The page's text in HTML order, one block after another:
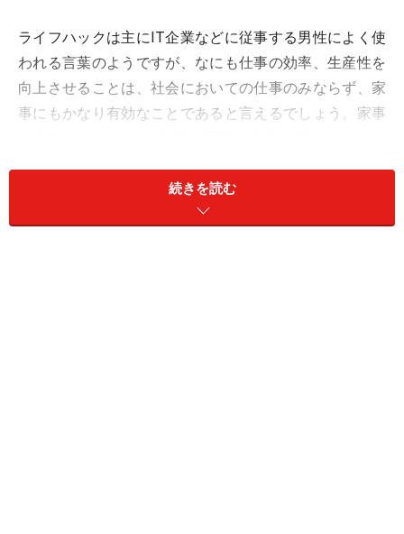
ライフハックは主にIT企業などに従事する男性によく使
われる言葉のようですが、なにも仕事の効率、生産性を
向上させることは、社会においての仕事のみならず、家
事にもかなり有効なことであると言えるでしょう。家事
そこで「主婦的ライフハック」と題しまして、今回は家
続きを読む